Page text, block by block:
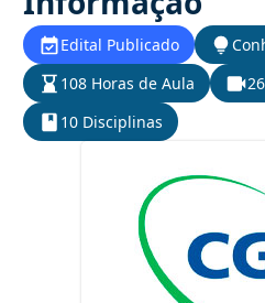
Edital Publicado
108 Horas de Aula
10 Disciplinas